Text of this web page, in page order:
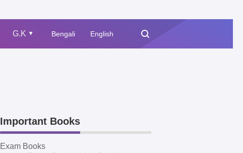
G.K ▲ Bengali English
Important Books
Exam Books